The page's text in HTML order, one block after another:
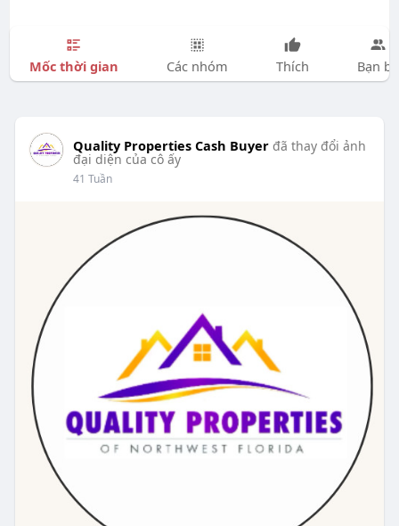
Mốc thời gian Các nhóm Thích Bạn bè
Quality Properties Cash Buyer đã thay đổi ảnh
đại diện của cô ấy
41 Tuần